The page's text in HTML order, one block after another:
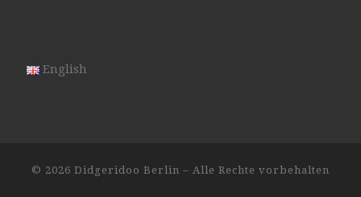
English
© 2026 Didgeridoo Berlin – Alle Rechte vorbehalten